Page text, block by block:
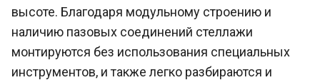
высоте. Благодаря модульному строению и
наличию пазовых соединений стеллажи
монтируются без использования специальных
инструментов, и также легко разбираются и